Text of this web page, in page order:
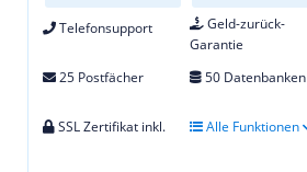
Telefonsupport
Geld-zurück-
Garantie
25 Postfächer 50 Datenbanken
SSL Zertifikat inkl.
Alle Funktionen